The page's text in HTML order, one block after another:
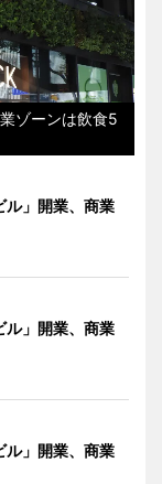
ゾーンは飲食5
ル」開業、商業
ル」開業、商業
ル」開業、商業